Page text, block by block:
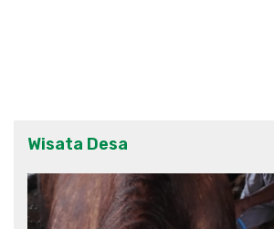
Wisata Desa